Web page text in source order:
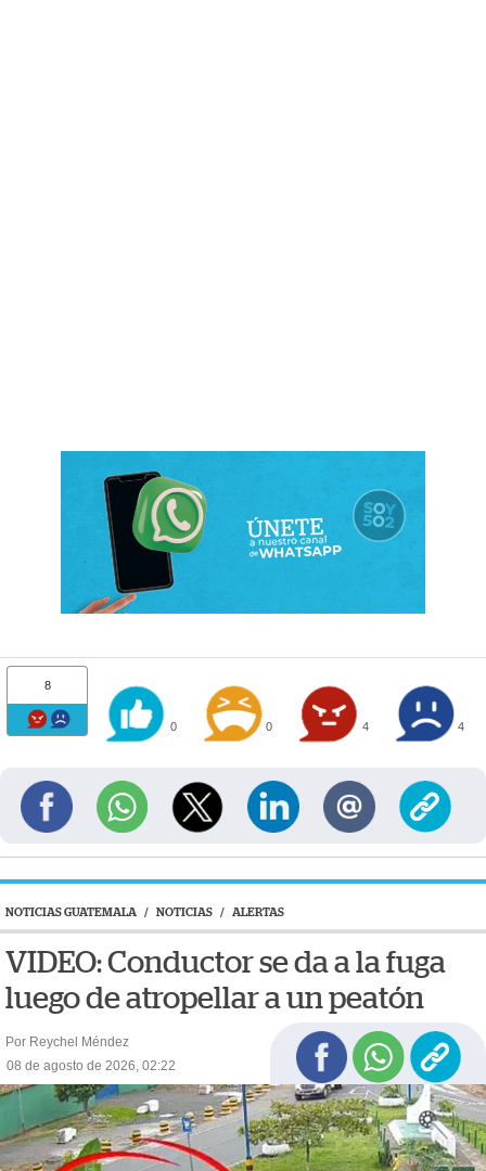
8
0 0 4 4
NOTICIAS GUATEMALA / NOTICIAS / ALERTAS
VIDEO: Conductor se da a la fuga
luego de atropellar a un peatón
Por Reychel Méndez
08 de agosto de 2026, 02:22